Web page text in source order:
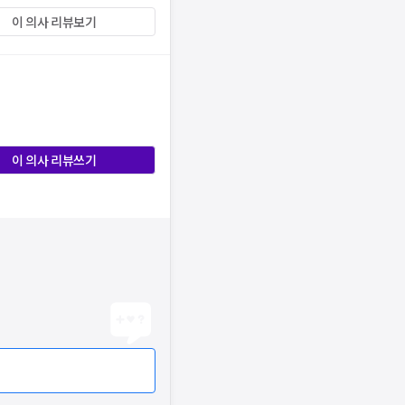
이 의사 리뷰보기
이 의사 리뷰쓰기